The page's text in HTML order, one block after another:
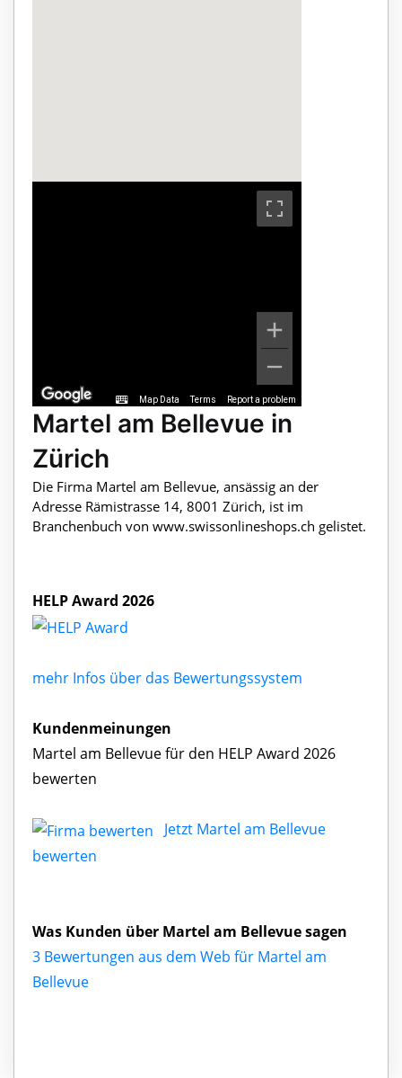
Map Data Terms Report a problem
Martel am Bellevue in
Zürich
Die Firma Martel am Bellevue, ansässig an der
Adresse Rämistrasse 14, 8001 Zürich, ist im
Branchenbuch von www.swissonlineshops.ch gelistet.
HELP Award 2026
mehr Infos über das Bewertungssystem
Kundenmeinungen
Martel am Bellevue für den HELP Award 2026
bewerten
Jetzt Martel am Bellevue
bewerten
Was Kunden über Martel am Bellevue sagen
3 Bewertungen aus dem Web für Martel am
Bellevue